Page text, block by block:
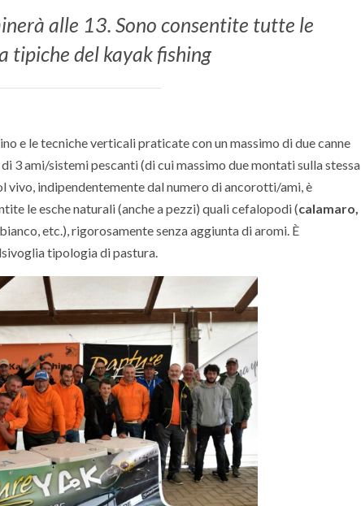
alle 13. Sono consentite tutte le
tipiche del kayak fishing
e le tecniche verticali praticate con un massimo di due canne
3 ami/sistemi pescanti (di cui massimo due montati sulla stessa
vivo, indipendentemente dal numero di ancorotti/ami, è
le esche naturali (anche a pezzi) quali cefalopodi (calamaro,
etc.), rigorosamente senza aggiunta di aromi. È
tipologia di pastura.